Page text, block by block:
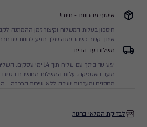
38.90
איסוף מהחנות - חינם!
חיסכון בעלות המשלוח וקיצור זמן ההמתנה
איתך קשר כשההזמנה שלך תגיע לחנות
משלוח עד הבית
יגיע עד ביתך עם שליח תוך
מועד האספקה. עלות המשלוח מחושבת בסיום
מחסנים ומערכות ישיבה ללא שירות הרכבה -
לבדיקת המלאי בחנות